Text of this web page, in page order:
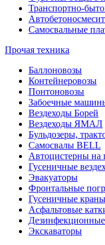
Транспортно-
Самосвальные
Прочая техника
Баллоновозы
Контейнеровозы
Понтоновозы
Забоечные
Вездеходы Борей
Вездеходы ЯМАЛ
Бульдозеры,
Самосвалы BELL
Автоцистерны на
Гусеничные
Эвакуаторы
Фронтальные
Гусеничные
Асфальтовые
Экскаваторы